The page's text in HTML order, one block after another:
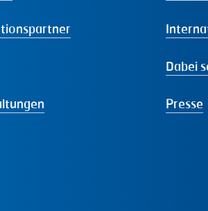
Dabei
Presse